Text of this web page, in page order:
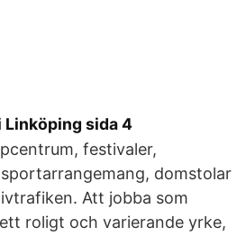
Linköping sida 4
festivaler,
domstolar
Att jobba som
roligt och varierande yrke,